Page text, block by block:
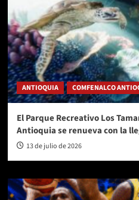
ANTIOQUIA COMFENALCO
El Parque Recreativo Los
Antioquia se renueva con la
13 de julio de 2026